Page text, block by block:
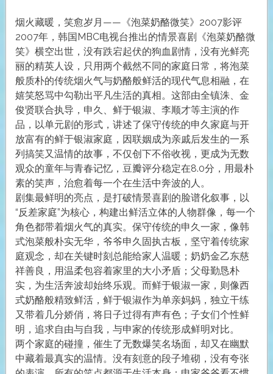
烟火藏暖，笑愈岁月——《泡菜奶酪微笑》2007影评
2007年，韩国MBC电视台推出的情景喜剧《泡菜奶酪微
笑》横空出世，没有跌宕起伏的狗血剧情，没有光鲜亮
丽的精英人设，只用两个截然不同的家庭日常，将泡菜
般质朴的传统烟火气与奶酪般鲜活的现代气息相融，在
嬉笑怒骂中勾勒出平凡生活的真相。这部由全镇洙、金
俊贤联合执导，申久、鲜于银淑、李顺才等主演的作
品，以单元剧的形式，讲述了保守传统的申久家庭与开
放富有的鲜于银淑家庭，因联姻成为亲戚后发生的一系
列搞笑又温情的故事，不仅创下不俗收视，更成为无数
观众的童年与青春记忆，豆瓣评分稳定在8.0分，用最朴
素的笑声，治愈着每一个在生活中奔波的人。
剧集最鲜明的亮点，是打破情景喜剧的脸谱化叙事，以
“反差家庭”为核心，构建出鲜活立体的人物群像，每一个
角色都带着烟火气的真实。保守传统的申久一家，像韩
式泡菜般朴实无华，爷爷申久固执古板，坚守着传统家
庭观念，却在关键时刻总能给家人温暖；奶奶金乙东慈
祥善良，用温柔包容着家里的大小矛盾；父母勤恳朴
实，为生活奔波却始终乐观。而鲜于银淑一家，则像西
式奶酪般精致鲜活，鲜于银淑作为单亲妈妈，独立干练
又带着几分娇俏，将日子过得有声有色；子女们个性鲜
明，追求自由与自我，与申家的传统形成鲜明对比。
两个家庭的碰撞，催生了无数爆笑名场面，却又在幽默
中藏着最真实的温情。没有刻意的段子堆砌，没有夸张